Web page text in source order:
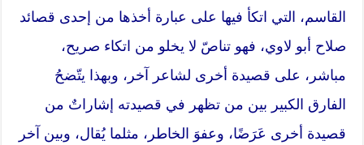
القاسم، التي اتكأ فيها على عبارة أخذها من إحدى قصائد
صلاح أبو لاوي، فهو تناصّ لا يخلو من اتكاء صريح،
مباشر، على قصيدة أخرى لشاعر آخر، وبهذا يتّضحُ
الفارق الكبير بين من تظهر في قصيدته إشاراتٌ من
قصيدة أخرى عَرَضًا، وعفوَ الخاطر، مثلما يُقال، وبين آخر